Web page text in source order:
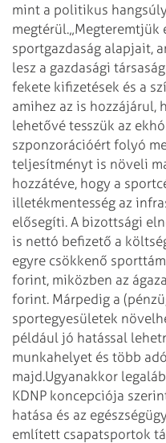
mint a politikus
megtérül.„Megteremtjük
sportgazdaság alapjait,
lesz a gazdasági
fekete kifizetések és a
amihez az is hozzájárul,
lehetővé tesszük az
szponzorációért folyó
teljesítményt is növeli
hozzátéve, hogy a
illetékmentesség az
elősegíti. A bizottsági
is nettó befizető a
egyre csökkenő
forint, miközben az
forint. Márpedig a
sportegyesületek
például jó hatással
munkahelyet és több
majd.Ugyanakkor
KDNP koncepciója
hatása és az
említett csapatsportok